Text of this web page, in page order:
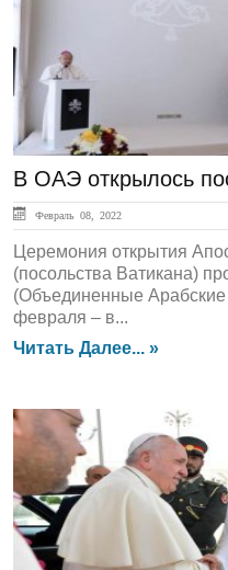
В ОАЭ открылось
Февраль 08, 2022
Церемония открытия
(посольства Ватикана)
(Объединенные
февраля – в...
Читать Далее... »
ЛЕНТА НОВОСТЕЙ